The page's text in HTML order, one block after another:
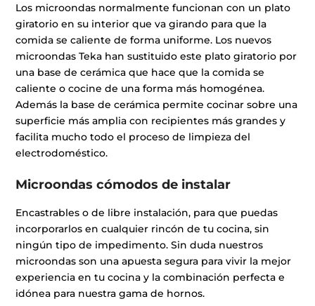
Los microondas normalmente funcionan con un plato
giratorio en su interior que va girando para que la
comida se caliente de forma uniforme. Los nuevos
microondas Teka han sustituido este plato giratorio por
una base de cerámica que hace que la comida se
caliente o cocine de una forma más homogénea.
Además la base de cerámica permite cocinar sobre una
superficie más amplia con recipientes más grandes y
facilita mucho todo el proceso de limpieza del
electrodoméstico.
Microondas cómodos de instalar
Encastrables o de libre instalación, para que puedas
incorporarlos en cualquier rincón de tu cocina, sin
ningún tipo de impedimento. Sin duda nuestros
microondas son una apuesta segura para vivir la mejor
experiencia en tu cocina y la combinación perfecta e
idónea para nuestra gama de hornos.